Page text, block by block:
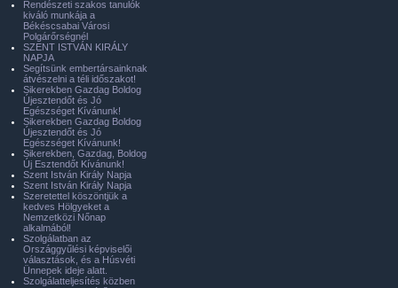
Rendészeti szakos tanulók
kiváló munkája a
Békéscsabai Városi
Polgárőrségnél
SZENT ISTVÁN KIRÁLY
NAPJA
Segítsünk embertársainknak
átvészelni a téli időszakot!
Sikerekben Gazdag Boldog
Újesztendőt és Jó
Egészséget Kívánunk!
Sikerekben Gazdag Boldog
Újesztendőt és Jó
Egészséget Kívánunk!
Sikerekben, Gazdag, Boldog
Új Esztendőt Kívánunk!
Szent István Király Napja
Szent István Király Napja
Szeretettel köszöntjük a
kedves Hölgyeket a
Nemzetközi Nőnap
alkalmából!
Szolgálatban az
Országgyűlési képviselői
választások, és a Húsvéti
Ünnepek ideje alatt.
Szolgálatteljesítés közben